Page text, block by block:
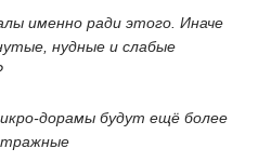
именно ради этого. Иначе
нудные и слабые
дорамы будут ещё более